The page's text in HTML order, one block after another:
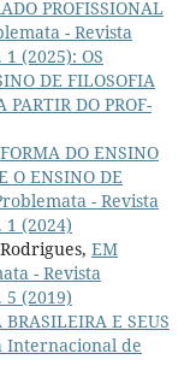
PROFISSIONAL
- Revista
(2025): OS
DE FILOSOFIA
DO PROF-
DO ENSINO
O ENSINO DE
- Revista
(2024)
EM
- Revista
(2019)
E SEUS
Internacional de